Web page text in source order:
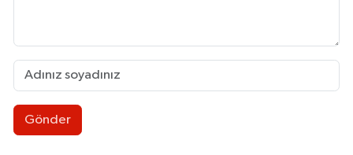
Gönder
23:02 |Ereğli’de feci kaza: 18 yaşındaki Miraç